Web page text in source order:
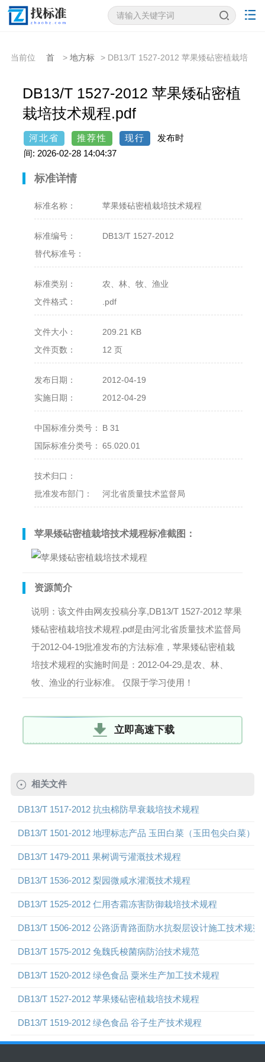
当前位
首
> 地方标
> DB13/T 1527-2012 苹果矮砧密植栽培
DB13/T 1527-2012 苹果矮砧密植
栽培技术规程.pdf
河北省 推荐性 现行
发布时
间: 2026-02-28 14:04:37
标准详情
标准名称： 苹果矮砧密植栽培技术规程
标准编号：
DB13/T 1527-2012
替代标准号：
标准类别：
农、林、牧、渔业
文件格式：
.pdf
文件大小：
209.21 KB
文件页数：
12 页
发布日期：
2012-04-19
实施日期：
2012-04-29
中国标准分类号：
B 31
国际标准分类号： 65.020.01
技术归口：
批准发布部门：
河北省质量技术监督局
苹果矮砧密植栽培技术规程标准截图：
资源简介
说明：该文件由网友投稿分享,DB13/T 1527-2012 苹果
矮砧密植栽培技术规程.pdf是由河北省质量技术监督局
于2012-04-19批准发布的方法标准，苹果矮砧密植栽
培技术规程的实施时间是：2012-04-29,是农、林、
牧、渔业的行业标准。 仅限于学习使用！
立即高速下载
相关文件
DB13/T 1517-2012 抗虫棉防早衰栽培技术规程
DB13/T 1501-2012 地理标志产品 玉田白菜（玉田包尖白菜）
DB13/T 1479-2011 果树调亏灌溉技术规程
DB13/T 1536-2012 梨园微咸水灌溉技术规程
DB13/T 1525-2012 仁用杏霜冻害防御栽培技术规程
DB13/T 1506-2012 公路沥青路面防水抗裂层设计施工技术规范
DB13/T 1575-2012 兔魏氏梭菌病防治技术规范
DB13/T 1520-2012 绿色食品 粟米生产加工技术规程
DB13/T 1527-2012 苹果矮砧密植栽培技术规程
DB13/T 1519-2012 绿色食品 谷子生产技术规程